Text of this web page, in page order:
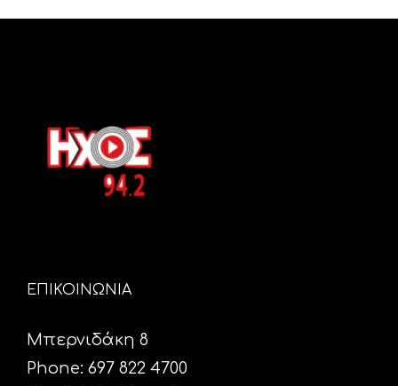
ΕΠΙΚΟΙΝΩΝΙΑ
Μπερνιδάκη 8
Phone: 697 822 4700